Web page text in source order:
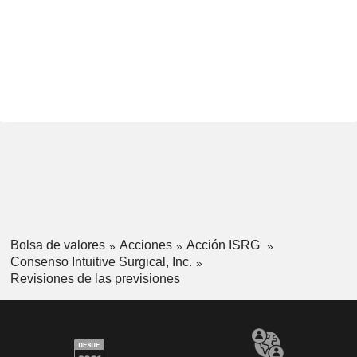
Bolsa de valores Acciones
Acción ISRG
Consenso Intuitive Surgical, Inc.
Revisiones de las previsiones